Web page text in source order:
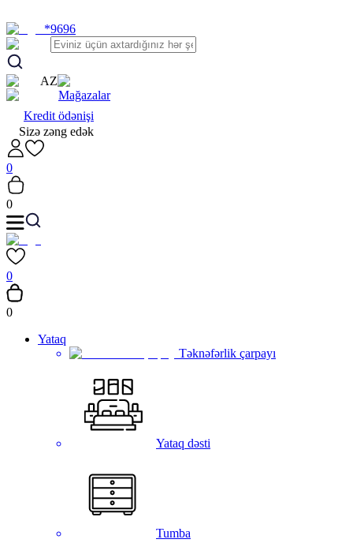
*9696
AZ
Mağazalar
Kredit ödənişi
Sizə zəng edək
0
0
0
0
Yataq
Təknəfərlik çarpayı
Yataq dəsti
Tumba